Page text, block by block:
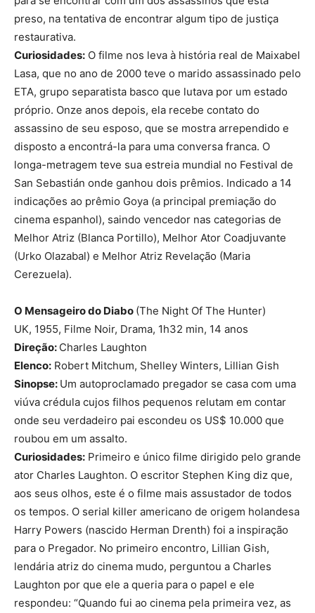
preso, na tentativa de encontrar algum tipo de justiça
restaurativa.
Curiosidades: O filme nos leva à história real de Maixabel
Lasa, que no ano de 2000 teve o marido assassinado pelo
ETA, grupo separatista basco que lutava por um estado
próprio. Onze anos depois, ela recebe contato do
assassino de seu esposo, que se mostra arrependido e
disposto a encontrá-la para uma conversa franca. O
longa-metragem teve sua estreia mundial no Festival de
San Sebastián onde ganhou dois prêmios. Indicado a 14
indicações ao prêmio Goya (a principal premiação do
cinema espanhol), saindo vencedor nas categorias de
Melhor Atriz (Blanca Portillo), Melhor Ator Coadjuvante
(Urko Olazabal) e Melhor Atriz Revelação (Maria
Cerezuela).
O Mensageiro do Diabo (The Night Of The Hunter)
UK, 1955, Filme Noir, Drama, 1h32 min, 14 anos
Direção: Charles Laughton
Elenco: Robert Mitchum, Shelley Winters, Lillian Gish
Sinopse: Um autoproclamado pregador se casa com uma
viúva crédula cujos filhos pequenos relutam em contar
onde seu verdadeiro pai escondeu os US$ 10.000 que
roubou em um assalto.
Curiosidades: Primeiro e único filme dirigido pelo grande
ator Charles Laughton. O escritor Stephen King diz que,
aos seus olhos, este é o filme mais assustador de todos
os tempos. O serial killer americano de origem holandesa
Harry Powers (nascido Herman Drenth) foi a inspiração
para o Pregador. No primeiro encontro, Lillian Gish,
lendária atriz do cinema mudo, perguntou a Charles
Laughton por que ele a queria para o papel e ele
respondeu: “Quando fui ao cinema pela primeira vez, as